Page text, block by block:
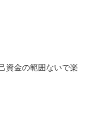
資金の範囲ないで楽